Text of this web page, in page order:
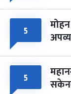
५
५